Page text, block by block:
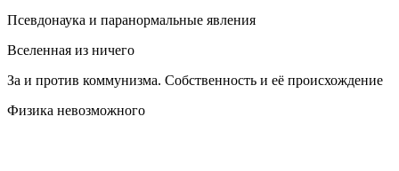
Псевдонаука и паранормальные явления
Вселенная из ничего
За и против коммунизма. Собственность и её происхождение
Физика невозможного